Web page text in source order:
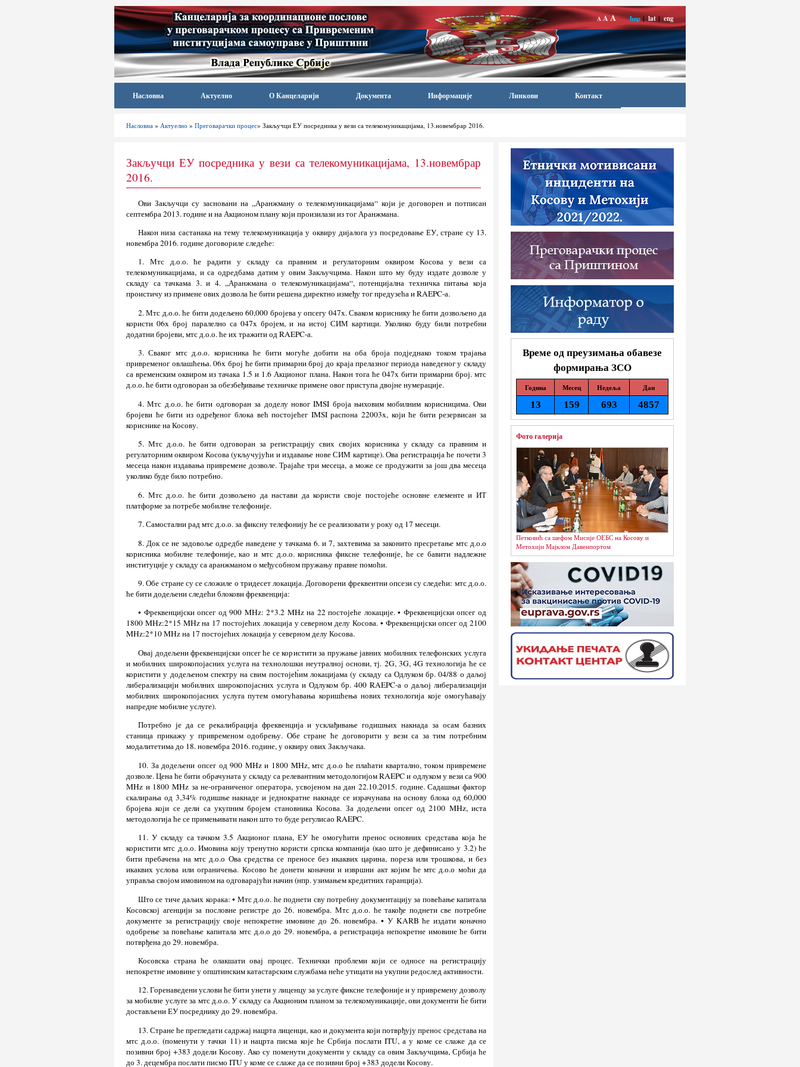
A A A ћир|lat|eng
Насловна Актуелно О Канцеларији Документа Информације Линкови Контакт
Насловна » Актуелно » Преговарачки процес» Закључци ЕУ посредника у вези са телекомуникацијама, 13.новембрар 2016.
Време од преузимања обавезе
формирања ЗСО
Година Месец Недеља Дан
13 159 693 4857
Фото галерија
Петковић са шефом Мисије ОЕБС на Косову и
Метохији Мајклом Давенпортом
Закључци ЕУ посредника у вези са телекомуникацијама, 13.новембрар
2016.
Ови Закључци су засновани на „Аранжману о телекомуникацијама“ који је договорен и потписан
септембра 2013. године и на Акционом плану који произилази из тог Аранжмана.
Након низа састанака на тему телекомуникација у оквиру дијалога уз посредовање ЕУ, стране су 13.
новембра 2016. године договориле следеће:
1. Мтс д.о.о. ће радити у складу са правним и регулаторним оквиром Косова у вези са
телекомуникацијама, и са одредбама датим у овим Закључцима. Након што му буду издате дозволе у
складу са тачкама 3. и 4. „Аранжмана о телекомуникацијама“, потенцијална техничка питања која
проистичу из примене ових дозвола ће бити решена директно између тог предузећа и RAEPC-а.
2. Мтс д.о.о. ће бити додељено 60,000 бројева у опсегу 047x. Сваком кориснику ће бити дозвољено да
користи 06x број паралелно са 047x бројем, и на истој СИМ картици. Уколико буду били потребни
додатни бројеви, мтс д.о.о. ће их тражити од RAEPC-а.
3. Сваког мтс д.о.о. корисника ће бити могуће добити на оба броја подједнако током трајања
привременог овлашћења. 06x број ће бити примарни број до краја прелазног периода наведеног у складу
са временским оквиром из тачака 1.5 и 1.6 Акционог плана. Након тога ће 047x бити примарни број. мтс
д.о.о. ће бити одговоран за обезбеђивање техничке примене овог приступа двојне нумерације.
4. Мтс д.о.о. ће бити одговоран за доделу новог IMSI броја њиховим мобилним корисницима. Ови
бројеви ће бити из одређеног блока већ постојећег IMSI распона 22003x, који ће бити резервисан за
кориснике на Косову.
5. Мтс д.о.о. ће бити одговоран за регистрацију свих својих корисника у складу са правним и
регулаторним оквиром Косова (укључујући и издавање нове СИМ картице). Ова регистрација ће почети 3
месеца након издавања привремене дозволе. Трајаће три месеца, а може се продужити за још два месеца
уколико буде било потребно.
6. Мтс д.о.о. ће бити дозвољено да настави да користи своје постојеће основне елементе и ИТ
платформе за потребе мобилне телефоније.
7. Самостални рад мтс д.о.о. за фиксну телефонију ће се реализовати у року од 17 месеци.
8. Док се не задовоље одредбе наведене у тачкама 6. и 7, захтевима за законито пресретање мтс д.о.о
корисника мобилне телефоније, као и мтс д.о.о. корисника фиксне телефоније, ће се бавити надлежне
институције у складу са аранжманом о међусобном пружању правне помоћи.
9. Обе стране су се сложиле о тридесет локација. Договорени фреквентни опсези су следећи: мтс д.о.о.
ће бити додељени следећи блокови фреквенција:
• Фреквенцијски опсег од 900 MHz: 2*3.2 MHz на 22 постојеће локације. • Фреквенцијски опсег од
1800 MHz:2*15 MHz на 17 постојећих локација у северном делу Косова. • Фреквенцијски опсег од 2100
MHz:2*10 MHz на 17 постојећих локација у северном делу Косова.
Овај додељени фреквенцијски опсег ће се користити за пружање јавних мобилних телефонских услуга
и мобилних широкопојасних услуга на технолошки неутралној основи, тј. 2G, 3G, 4G технологија ће се
користити у додељеном спектру на свим постојећ́им локацијама (у складу са Одлуком бр. 04/88 о даљој
либерализацији мобилних широкопојасних услуга и Одлуком бр. 400 RAEPC-а о даљој либерализацији
мобилних широкопојасних услуга путем омогућавања коришћења нових технологија које омогућавају
напредне мобилне услуге).
Потребно је да се рекалибрација фреквенција и усклађивање годишњих накнада за осам базних
станица прикажу у привременом одобрењу. Обе стране ће договорити у вези са за тим потребним
модалитетима до 18. новембра 2016. године, у оквиру ових Закључака.
10. За додељени опсег од 900 MHz и 1800 MHz, мтс д.о.о ће плаћати квартално, током привремене
дозволе. Цена ће бити обрачуната у складу са релевантним методологијом RAEPC и одлуком у вези са 900
MHz и 1800 MHz за не-ограниченог оператора, усвојеном на дан 22.10.2015. године. Садашњи фактор
скалирања од 3,34% годишње накнаде и једнократне накнаде се израчунава на основу блока од 60,000
бројева који се дели са укупним бројем становника Косова. За додељени опсег од 2100 MHz, иста
методологија ће се примењивати након што то буде регулисао RAEPC.
11. У складу са тачком 3.5 Акционог плана, ЕУ ће омогућити пренос основних средстава која ће
користити мтс д.о.о. Имовина коју тренутно користи српска компанија (као што је дефинисано у 3.2) ће
бити пребачена на мтс д.о.о Ова средства се преносе без икаквих царина, пореза или трошкова, и без
икаквих услова или ограничења. Косово ће донети коначни и извршни акт којим ће мтс д.о.о моћи да
управља својом имовином на одговарајући начин (нпр. узимањем кредитних гаранција).
Што се тиче даљих корака: • Мтс д.о.о. ће поднети сву потребну документацију за повећање капитала
Косовској агенцији за пословне регистре до 26. новембра. Мтс д.о.о. ће такође поднети све потребне
документе за регистрацију своје непокретне имовине до 26. новембра. • У KARB ће издати коначно
одобрење за повећање капитала мтс д.о.о до 29. новембра, а регистрација непокретне имовине ће бити
потврђена до 29. новембра.
Косовска страна ће олакшати овај процес. Технички проблеми који се односе на регистрацију
непокретне имовине у општинским катастарским службама неће утицати на укупни редослед активности.
12. Горенаведени услови ће бити унети у лиценцу за услуге фиксне телефоније и у привремену дозволу
за мобилне услуге за мтс д.о.о. У складу са Акционим планом за телекомуникације, ови документи ћ́е бити
достављени ЕУ посреднику до 29. новембра.
13. Стране ће прегледати садржај нацрта лиценци, као и документа који потврђују пренос средстава на
мтс д.о.о. (поменути у тачки 11) и нацрта писма које ће Србија послати ITU, а у коме се слаже да се
позивни број +383 додели Косову. Ако су поменути документи у складу са овим Закључцима, Србија ће
до 3. децембра послати писмо ITU у коме се слаже да се позивни број +383 додели Косову.